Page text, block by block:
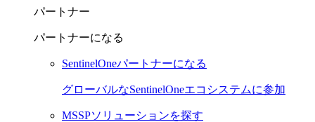
パートナー
パートナーになる
SentinelOneパートナーになる
グローバルなSentinelOneエコシステムに参加
MSSPソリューションを探す